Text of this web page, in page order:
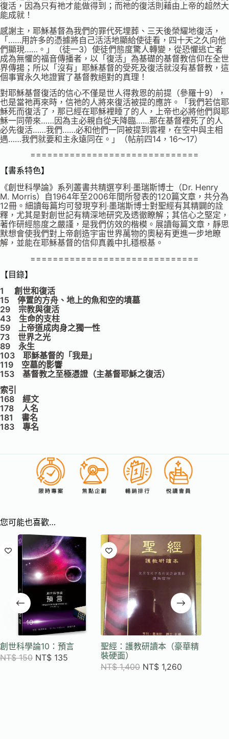
復活，因為只有祂才能做得到；而祂的復活則藉由上帝的超然大
能成就！
感謝主，耶穌基督為我們的罪代死埋葬、三天後榮耀地復活，
「……用許多的憑據將自己活活地顯給使徒看，四十天之久向他
們顯現……。」（徒一3）使徒們態度驚人轉變，從恐懼逃亡者
成為無懼的福音傳播者，以「復活」為基礎的基督教信仰在全世
界傳揚；所以「沒有」耶穌基督的受死及復活就沒有基督教，這
個事實永久地證實了基督教絕對的真理！
對耶穌基督復活的信心不僅是世人得救恩的前提（參羅十9），
也是當祂再來時，信祂的人將來復活被提的應許。「我們若信耶
穌死而復活了，那已經在耶穌裡睡了的人，上帝也必將他們與耶
穌一同帶來……因為主必親自從天降臨……那在基督裡死了的人
必先復活……我們……必和他們一同被提到雲裡，在空中與主相
遇……我們就要和主永遠同在。」（帖前四14，16～17）
==============================
【書系特色】
《創世科學論》系列叢書共精選亨利‧墨瑞斯博士（Dr. Henry
M. Morris）自1964年至2006年間所發表的120篇文章，共分為
12冊。細讀每篇均可發現亨利‧墨瑞斯博士對聖經有其精闢的詮
釋，尤其是對創世記有精深地研究及透徹瞭解；其信心之堅定，
著作研經態度之嚴謹，是我們仿效的楷模。展讀每篇文章，靜思
默想會使我們對上帝創造宇宙世界萬物的奧秘有更進一步地瞭
解，並能在耶穌基督的信仰真義中扎穩根基。
==============================
【目錄】
1 創世和復活
15 停置的方舟、地上的魚和空的墳墓
29 宗教與復活
43 生命的支柱
59 上帝道成肉身之獨一性
73 世界之光
89 永生
103 耶穌基督的「我是」
119 空墓的影響
153 基督教之至極憑證（主基督耶穌之復活）
索引
168 經文
178 人名
181 書名
183 專名
您可能也喜歡…
創世科學論10：預言
NT$150 NT$ 135
聖經：護教研讀本（豪華精
裝硬面）
NT$1,400 NT$ 1,260